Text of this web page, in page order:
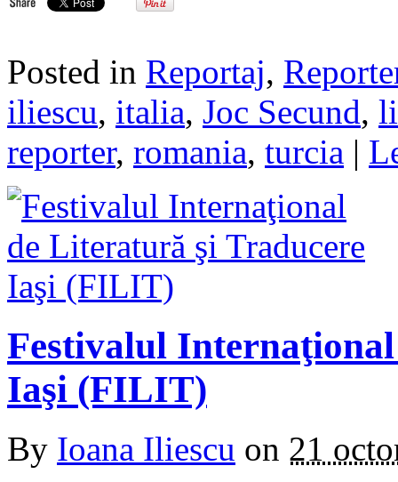
Posted in Reportaj,
iliescu, italia, Joc Secund,
reporter, romania, turcia |
Festivalul
Iaşi (FILIT)
By Ioana Iliescu on 21